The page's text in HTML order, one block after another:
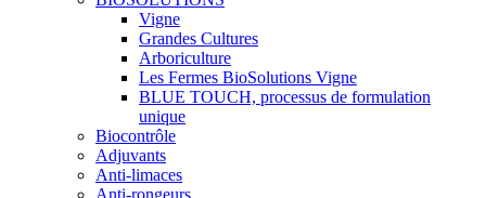
Vigne
Grandes Cultures
Arboriculture
Les Fermes BioSolutions Vigne
BLUE TOUCH, processus de formulation
unique
Biocontrôle
Adjuvants
Anti-limaces
Anti-rongeurs